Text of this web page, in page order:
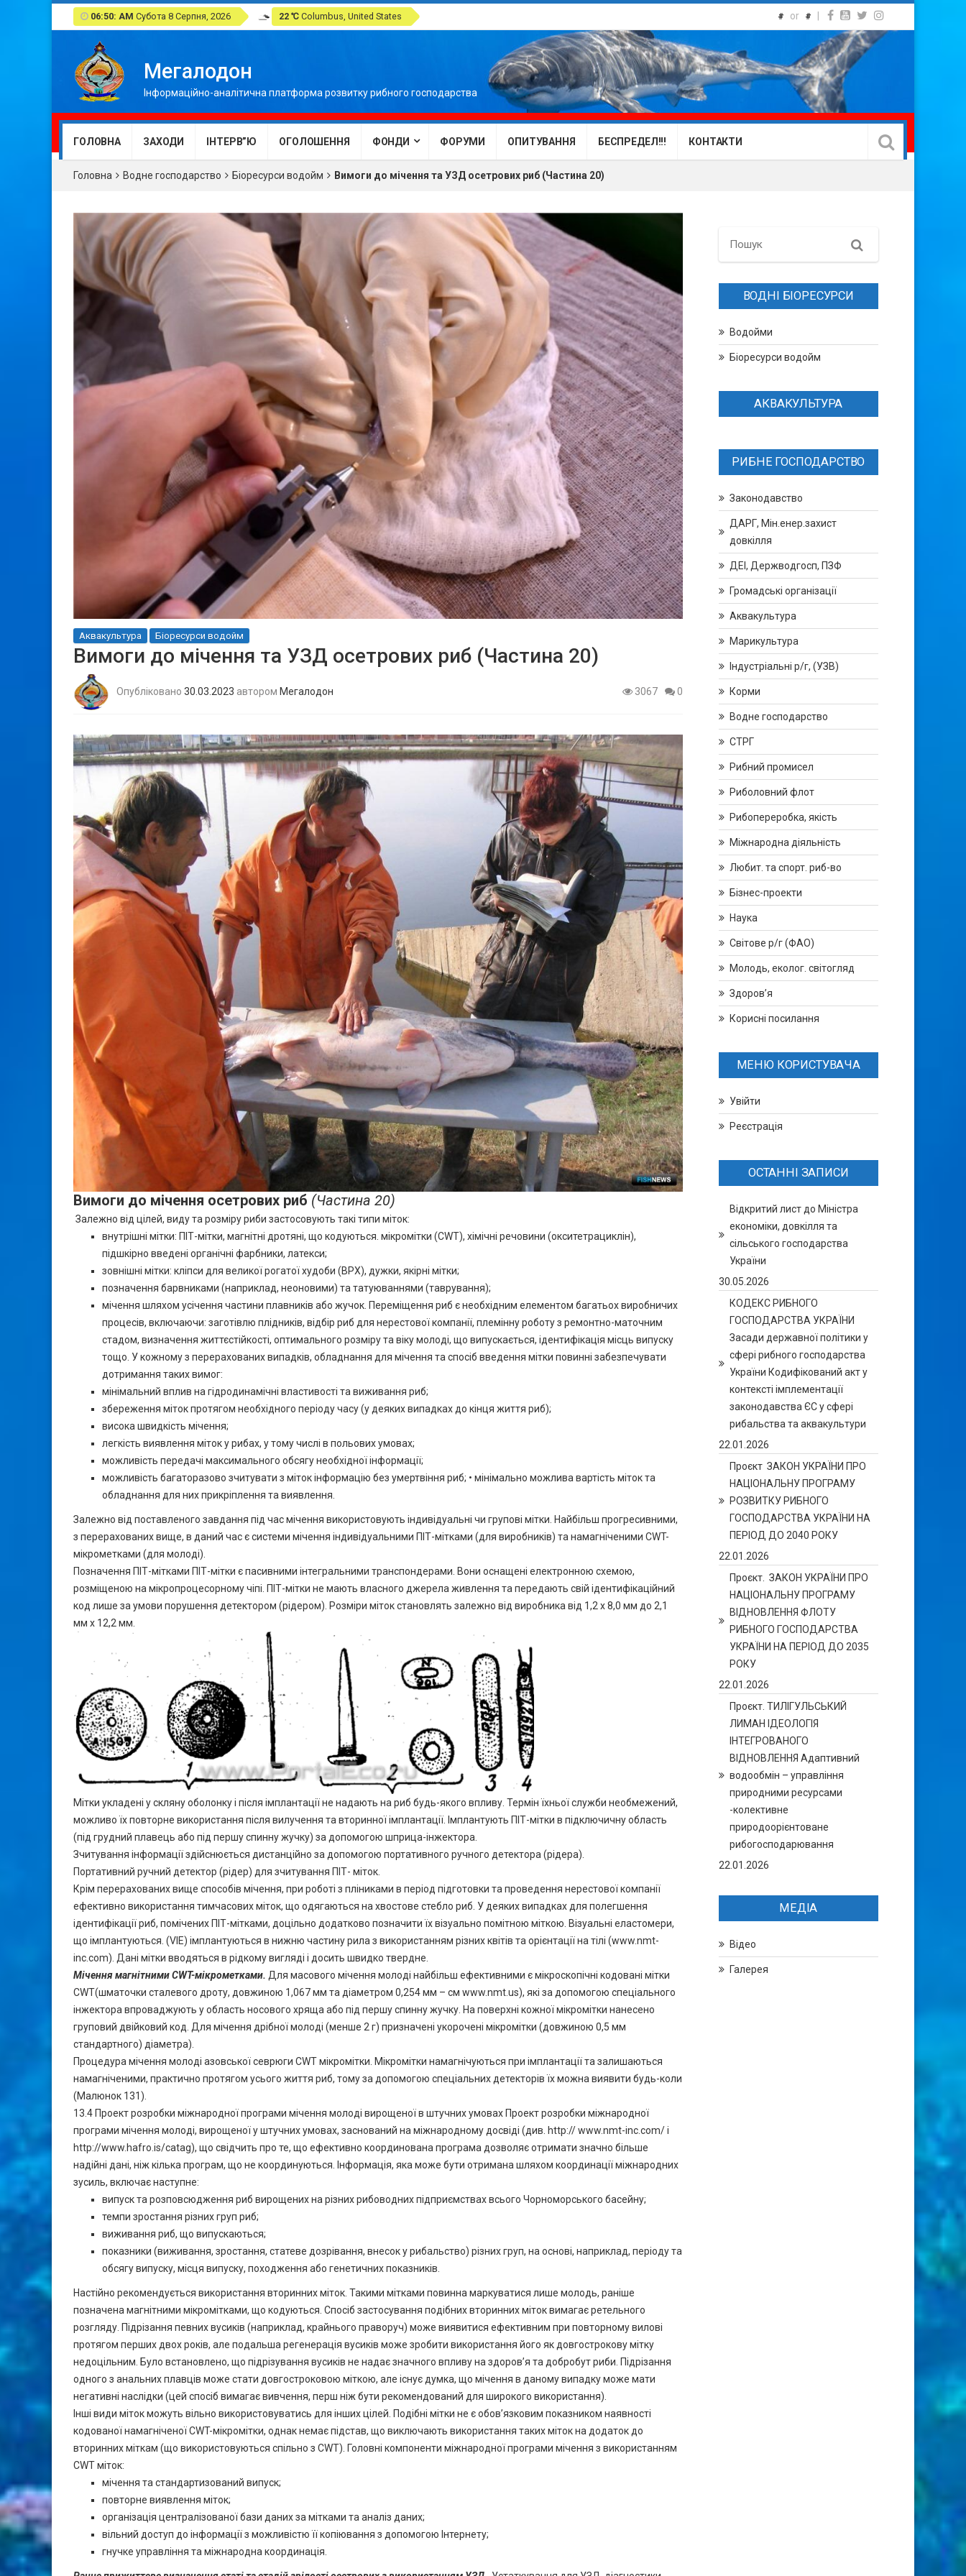
06:50: AM Субота 8 Серпня, 2026 22 ℃ Columbus, United States # or #
Мегалодон
Інформаційно-аналітична платформа розвитку рибного господарства
ГОЛОВНА ЗАХОДИ ІНТЕРВ”Ю ОГОЛОШЕННЯ ФОНДИ ФОРУМИ ОПИТУВАННЯ БЕСПРЕДЕЛ!!! КОНТАКТИ
Головна Водне господарство Біоресурси водойм Вимоги до мічення та УЗД осетрових риб (Частина 20)
Аквакультура Біоресурси водойм
Вимоги до мічення та УЗД осетрових риб (Частина 20)
Опубліковано 30.03.2023 автором Мегалодон 3067 0
Вимоги до мічення осетрових риб (Частина 20)
Залежно від цілей, виду та розміру риби застосовують такі типи міток:
внутрішні мітки: ПІТ-мітки, магнітні дротяні, що кодуються. мікромітки (CWT), хімічні речовини (окситетрациклін),
підшкірно введені органічні фарбники, латекси;
зовнішні мітки: кліпси для великої рогатої худоби (ВРХ), дужки, якірні мітки;
позначення барвниками (наприклад, неоновими) та татуюваннями (таврування);
мічення шляхом усічення частини плавників або жучок. Переміщення риб є необхідним елементом багатьох виробничих
процесів, включаючи: заготівлю плідників, відбір риб для нерестової компанії, племінну роботу з ремонтно-маточним
стадом, визначення життєстійкості, оптимального розміру та віку молоді, що випускається, ідентифікація місць випуску
тощо. У кожному з перерахованих випадків, обладнання для мічення та спосіб введення мітки повинні забезпечувати
дотримання таких вимог:
мінімальний вплив на гідродинамічні властивості та виживання риб;
збереження міток протягом необхідного періоду часу (у деяких випадках до кінця життя риб);
висока швидкість мічення;
легкість виявлення міток у рибах, у тому числі в польових умовах;
можливість передачі максимального обсягу необхідної інформації;
можливість багаторазово зчитувати з міток інформацію без умертвіння риб; • мінімально можлива вартість міток та
обладнання для них прикріплення та виявлення.
Залежно від поставленого завдання під час мічення використовують індивідуальні чи групові мітки. Найбільш прогресивними,
з перерахованих вище, в даний час є системи мічення індивідуальними ПІТ-мітками (для виробників) та намагніченими CWT-
мікрометками (для молоді).
Позначення ПІТ-мітками ПІТ-мітки є пасивними інтегральними транспондерами. Вони оснащені електронною схемою,
розміщеною на мікропроцесорному чіпі. ПІТ-мітки не мають власного джерела живлення та передають свій ідентифікаційний
код лише за умови порушення детектором (рідером). Розміри міток становлять залежно від виробника від 1,2 х 8,0 мм до 2,1
мм х 12,2 мм.
Мітки укладені у скляну оболонку і після імплантації не надають на риб будь-якого впливу. Термін їхньої служби необмежений,
можливо їх повторне використання після вилучення та вторинної імплантації. Імплантують ПІТ-мітки в підключичну область
(під грудний плавець або під першу спинну жучку) за допомогою шприца-інжектора.
Зчитування інформації здійснюється дистанційно за допомогою портативного ручного детектора (рідера).
Портативний ручний детектор (рідер) для зчитування ПІТ- міток.
Крім перерахованих вище способів мічення, при роботі з пліниками в період підготовки та проведення нерестової компанії
ефективно використання тимчасових міток, що одягаються на хвостове стебло риб. У деяких випадках для полегшення
ідентифікації риб, помічених ПІТ-мітками, доцільно додатково позначити їх візуально помітною міткою. Візуальні еластомери,
що імплантуються. (VIE) імплантуються в нижню частину рила з використанням різних квітів та орієнтації на тілі (www.nmt-
inc.com). Дані мітки вводяться в рідкому вигляді і досить швидко твердне.
Мічення магнітними СWT-мікрометками. Для масового мічення молоді найбільш ефективними є мікроскопічні кодовані мітки
CWT(шматочки сталевого дроту, довжиною 1,067 мм та діаметром 0,254 мм – см www.nmt.us), які за допомогою спеціального
інжектора впроваджують у область носового хряща або під першу спинну жучку. На поверхні кожної мікромітки нанесено
груповий двійковий код. Для мічення дрібної молоді (менше 2 г) призначені укорочені мікромітки (довжиною 0,5 мм
стандартного) діаметра).
Процедура мічення молоді азовської севрюги CWT мікромітки. Мікромітки намагнічуються при імплантації та залишаються
намагніченими, практично протягом усього життя риб, тому за допомогою спеціальних детекторів їх можна виявити будь-коли
(Малюнок 131).
13.4 Проект розробки міжнародної програми мічення молоді вирощеної в штучних умовах Проект розробки міжнародної
програми мічення молоді, вирощеної у штучних умовах, заснований на міжнародному досвіді (див. http:// www.nmt-inc.com/ і
http://www.hafro.is/catag), що свідчить про те, що ефективно координована програма дозволяє отримати значно більше
надійні дані, ніж кілька програм, що не координуються. Інформація, яка може бути отримана шляхом координації міжнародних
зусиль, включає наступне:
випуск та розповсюдження риб вирощених на різних рибоводних підприємствах всього Чорноморського басейну;
темпи зростання різних груп риб;
виживання риб, що випускаються;
показники (виживання, зростання, статеве дозрівання, внесок у рибальство) різних груп, на основі, наприклад, періоду та
обсягу випуску, місця випуску, походження або генетичних показників.
Настійно рекомендується використання вторинних міток. Такими мітками повинна маркуватися лише молодь, раніше
позначена магнітними мікромітками, що кодуються. Спосіб застосування подібних вторинних міток вимагає ретельного
розгляду. Підрізання певних вусиків (наприклад, крайнього праворуч) може виявитися ефективним при повторному вилові
протягом перших двох років, але подальша регенерація вусиків може зробити використання його як довгострокову мітку
недоцільним. Було встановлено, що підрізування вусиків не надає значного впливу на здоров’я та добробут риби. Підрізання
одного з анальних плавців може стати довгостроковою міткою, але існує думка, що мічення в даному випадку може мати
негативні наслідки (цей спосіб вимагає вивчення, перш ніж бути рекомендований для широкого використання).
Інші види міток можуть вільно використовуватись для інших цілей. Подібні мітки не є обов’язковим показником наявності
кодованої намагніченої CWT-мікромітки, однак немає підстав, що виключають використання таких міток на додаток до
вторинних міткам (що використовуються спільно з CWT). Головні компоненти міжнародної програми мічення з використанням
CWT міток:
мічення та стандартизований випуск;
повторне виявлення міток;
організація централізованої бази даних за мітками та аналіз даних;
вільний доступ до інформації з можливістю її копіювання з допомогою Інтернету;
гнучке управління та міжнародна координація.
Search
ВОДНІ БІОРЕСУРСИ
Водойми
Біоресурси водойм
АКВАКУЛЬТУРА
РИБНЕ ГОСПОДАРСТВО
Законодавство
ДАРГ, Мін.енер.захист
довкілля
ДЕІ, Держводгосп, ПЗФ
Громадські організації
Аквакультура
Марикультура
Індустріальні р/г, (УЗВ)
Корми
Водне господарство
СТРГ
Рибний промисел
Риболовний флот
Рибопереробка, якість
Міжнародна діяльність
Любит. та спорт. риб-во
Бізнес-проекти
Наука
Світове р/г (ФАО)
Молодь, еколог. світогляд
Здоров’я
Корисні посилання
МЕНЮ КОРИСТУВАЧА
Увійти
Реєстрація
ОСТАННІ ЗАПИСИ
Відкритий лист до Міністра
економіки, довкілля та
сільського господарства
України
30.05.2026
КОДЕКС РИБНОГО
ГОСПОДАРСТВА УКРАЇНИ
Засади державної політики у
сфері рибного господарства
України Кодифікований акт у
контексті імплементації
законодавства ЄС у сфері
рибальства та аквакультури
22.01.2026
Проєкт ЗАКОН УКРАЇНИ ПРО
НАЦІОНАЛЬНУ ПРОГРАМУ
РОЗВИТКУ РИБНОГО
ГОСПОДАРСТВА УКРАЇНИ НА
ПЕРІОД ДО 2040 РОКУ
22.01.2026
Проєкт. ЗАКОН УКРАЇНИ ПРО
НАЦІОНАЛЬНУ ПРОГРАМУ
ВІДНОВЛЕННЯ ФЛОТУ
РИБНОГО ГОСПОДАРСТВА
УКРАЇНИ НА ПЕРІОД ДО 2035
РОКУ
22.01.2026
Проєкт. ТИЛІГУЛЬСЬКИЙ
ЛИМАН ІДЕОЛОГІЯ
ІНТЕГРОВАНОГО
ВІДНОВЛЕННЯ Адаптивний
водообмін – управління
природними ресурсами
-колективне
природоорієнтоване
рибогосподарювання
22.01.2026
МЕДІА
Відео
Галерея